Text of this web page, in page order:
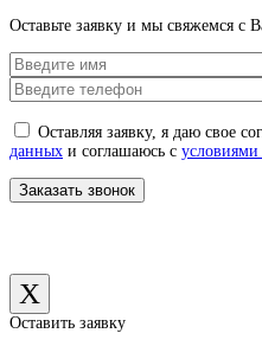
Оставьте заявку и мы свяжемся с
Оставляя заявку, я даю свое
данных и соглашаюсь с
X
Оставить заявку